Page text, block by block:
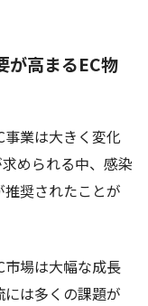
が高まるEC物
事業は大きく変化
められる中、感染
奨されたことが
市場は大幅な成長
は多くの課題が